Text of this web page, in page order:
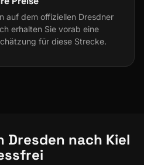
auf dem offiziellen Dresdner
erhalten Sie vorab eine
für diese Strecke.
Dresden nach Kiel